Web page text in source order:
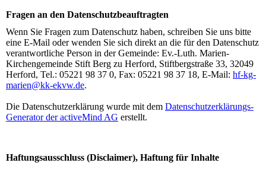
Fragen an den Datenschutzbeauftragten
Wenn Sie Fragen zum Datenschutz haben, schreiben Sie uns bitte
eine E-Mail oder wenden Sie sich direkt an die für den Datenschutz
verantwortliche Person in der Gemeinde: Ev.-Luth. Marien-
Kirchengemeinde Stift Berg zu Herford, Stiftbergstraße 33, 32049
Herford, Tel.: 05221 98 37 0, Fax: 05221 98 37 18, E-Mail: hf-kg-
marien@kk-ekvw.de.
Die Datenschutzerklärung wurde mit dem Datenschutzerklärungs-
Generator der activeMind AG erstellt.
Haftungsausschluss (Disclaimer), Haftung für Inhalte